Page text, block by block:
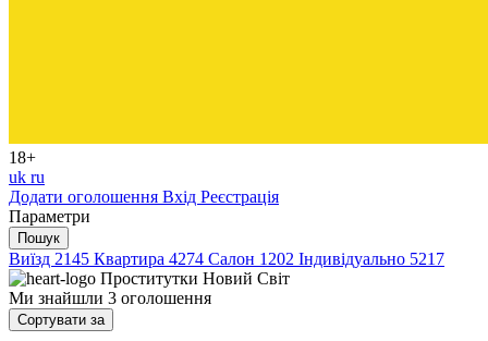
18+
uk ru
Додати оголошення Вхід Реєстрація
Параметри
Пошук
Виїзд 2145 Квартира 4274 Салон 1202 Індивідуально 5217
Проститутки Новий Світ
Ми знайшли 3 оголошення
Сортувати за